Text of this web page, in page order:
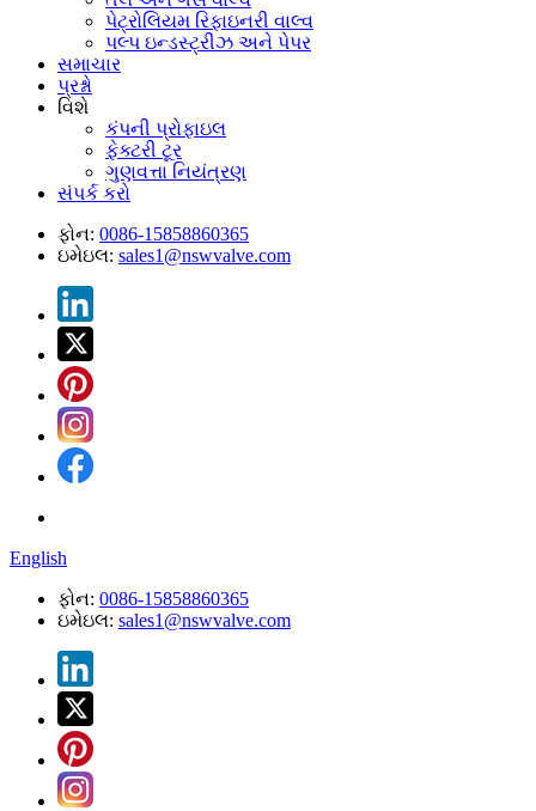
પેટ્રોલિયમ રિફાઇનરી વાલ્વ
પલ્પ ઇન્ડસ્ટ્રીઝ અને પેપર
સમાચાર
પ્રશ્નો
વિશે
કંપની પ્રોફાઇલ
ફેક્ટરી ટૂર
ગુણવત્તા નિયંત્રણ
સંપર્ક કરો
ફોન: 0086-15858860365
ઇમેઇલ: sales1@nswvalve.com
English
ફોન: 0086-15858860365
ઇમેઇલ: sales1@nswvalve.com